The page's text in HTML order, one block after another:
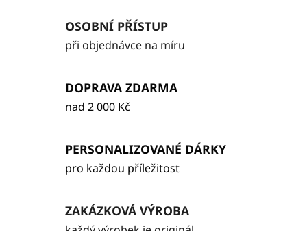
OSOBNÍ PŘÍSTUP
při objednávce na míru
DOPRAVA ZDARMA
nad 2 000 Kč
PERSONALIZOVANÉ DÁRKY
pro každou příležitost
ZAKÁZKOVÁ VÝROBA